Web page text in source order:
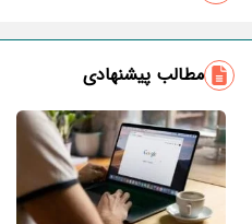
مطالب پیشنهادی